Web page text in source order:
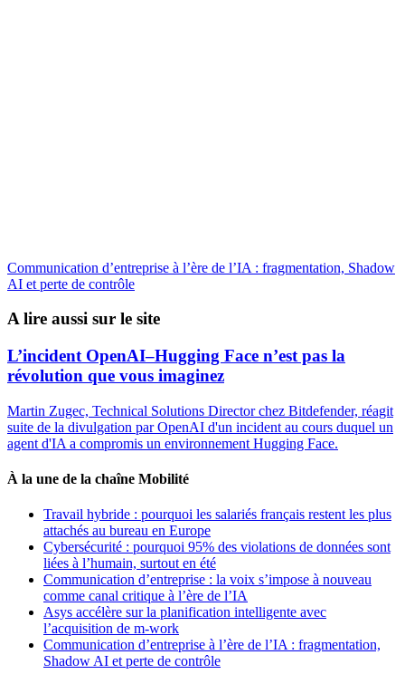
Communication d’entreprise à l’ère de l’IA : fragmentation, Shadow
AI et perte de contrôle
A lire aussi sur le site
L’incident OpenAI–Hugging Face n’est pas la
révolution que vous imaginez
Martin Zugec, Technical Solutions Director chez Bitdefender, réagit
suite de la divulgation par OpenAI d'un incident au cours duquel un
agent d'IA a compromis un environnement Hugging Face.
À la une de la chaîne Mobilité
Travail hybride : pourquoi les salariés français restent les plus
attachés au bureau en Europe
Cybersécurité : pourquoi 95% des violations de données sont
liées à l’humain, surtout en été
Communication d’entreprise : la voix s’impose à nouveau
comme canal critique à l’ère de l’IA
Asys accélère sur la planification intelligente avec
l’acquisition de m-work
Communication d’entreprise à l’ère de l’IA : fragmentation,
Shadow AI et perte de contrôle